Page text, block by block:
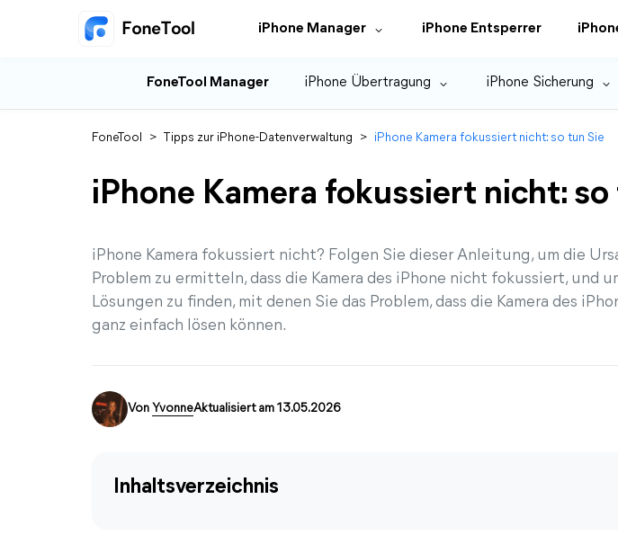
iPhone Manager iPhone Entsperrer
FoneTool Manager iPhone Übertragung iPhone Sicherung
FoneTool > Tipps zur iPhone-Datenverwaltung > iPhone Kamera fokussiert nicht: so tun Sie
iPhone Kamera fokussiert nicht: so
iPhone Kamera fokussiert nicht? Folgen Sie dieser Anleitung, um die
Problem zu ermitteln, dass die Kamera des iPhone nicht fokussiert, und
Lösungen zu finden, mit denen Sie das Problem, dass die Kamera des
ganz einfach lösen können.
Von YvonneAktualisiert am 13.05.2026
Inhaltsverzeichnis